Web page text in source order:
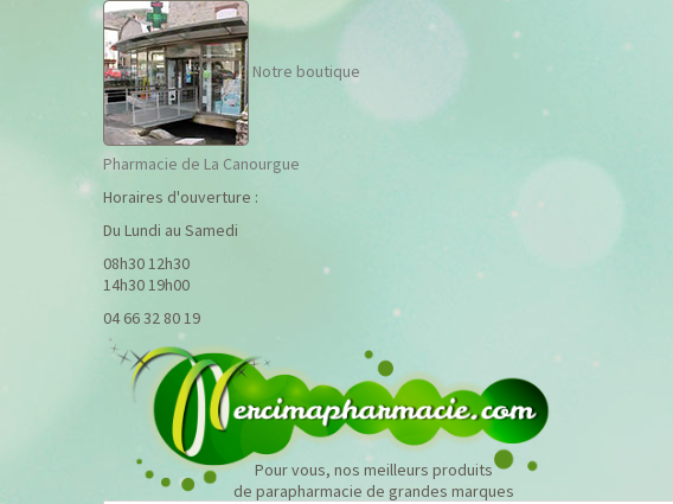
Notre boutique
Pharmacie de La Canourgue
Horaires d'ouverture :
Du Lundi au Samedi
08h30 12h30
14h30 19h00
04 66 32 80 19
Pour vous, nos meilleurs produits
de parapharmacie de grandes marques